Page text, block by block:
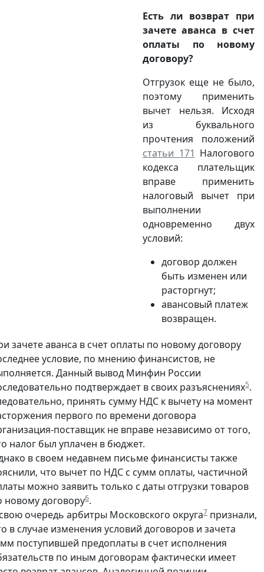
Есть ли возврат при
зачете аванса в счет
оплаты по новому
договору?
Отгрузок еще не было,
поэтому применить
вычет нельзя. Исходя
из буквального
прочтения положений
статьи 171 Налогового
кодекса плательщик
вправе применить
налоговый вычет при
выполнении
одновременно двух
условий:
договор должен
быть изменен или
расторгнут;
авансовый платеж
возвращен.
зачете аванса в счет оплаты по новому договору
условие, по мнению финансистов, не
Данный вывод Минфин России
подтверждает в своих разъяснениях5.
принять сумму НДС к вычету на момент
первого по времени договора
поставщик не вправе независимо от того,
налог был уплачен в бюджет.
в своем недавнем письме финансисты также
что вычет по НДС с сумм оплаты, частичной
можно заявить только с даты отгрузки товаров
новому договору6.
очередь арбитры Московского округа7 признали,
в случае изменения условий договоров и зачета
поступившей предоплаты в счет исполнения
по иным договорам фактически имеет